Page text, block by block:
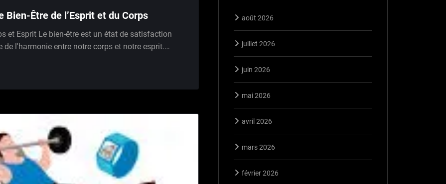
Bien-Être de l’Esprit et du Corps
et Esprit Le bien-être est un état de satisfaction
l'harmonie entre notre corps et notre esprit.…
août 2026
juillet 2026
juin 2026
mai 2026
avril 2026
mars 2026
février 2026